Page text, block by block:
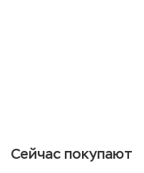
Сейчас покупают